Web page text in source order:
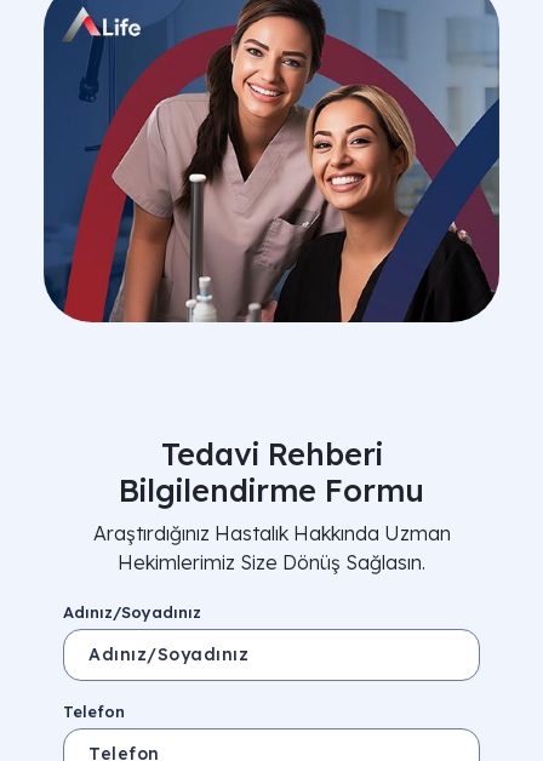
Tedavi Rehberi
Bilgilendirme Formu
Araştırdığınız Hastalık Hakkında Uzman
Hekimlerimiz Size Dönüş Sağlasın.
Adınız/Soyadınız
Telefon